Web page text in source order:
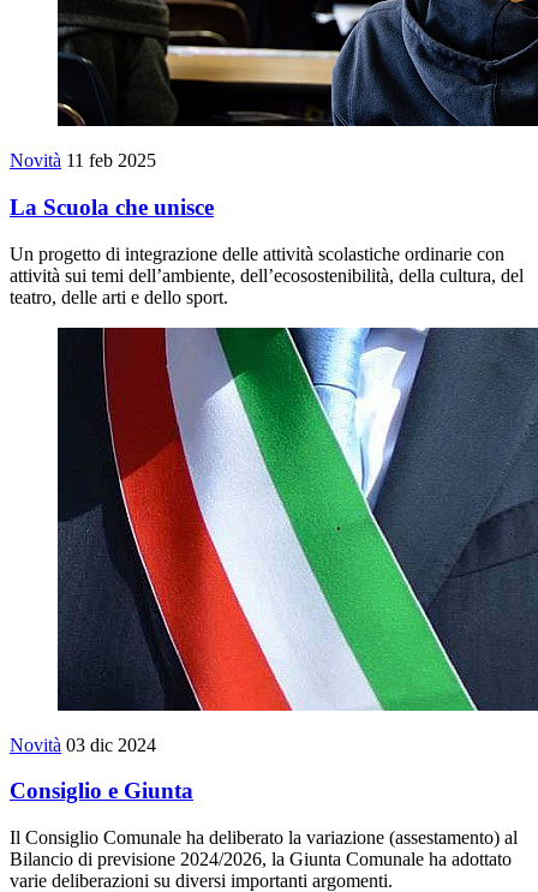
Novità 11 feb 2025
La Scuola che unisce
Un progetto di integrazione delle attività scolastiche ordinarie con
attività sui temi dell’ambiente, dell’ecosostenibilità, della cultura, del
teatro, delle arti e dello sport.
Novità 03 dic 2024
Consiglio e Giunta
Il Consiglio Comunale ha deliberato la variazione (assestamento) al
Bilancio di previsione 2024/2026, la Giunta Comunale ha adottato
varie deliberazioni su diversi importanti argomenti.